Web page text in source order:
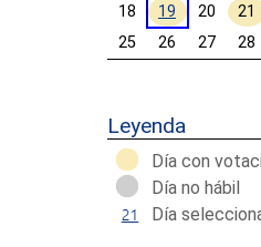
18
19 20 21
25
26 27 28
Leyenda
Día con
Día no hábil
Día